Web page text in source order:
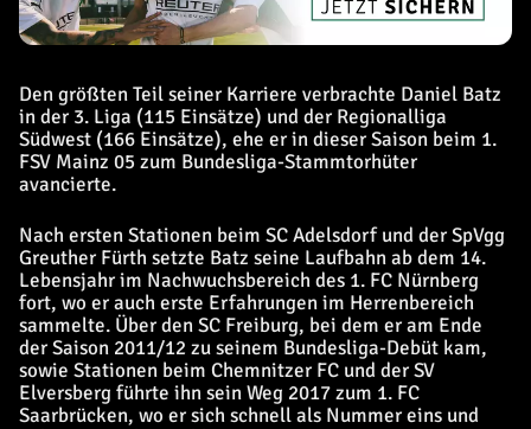
Den größten Teil seiner Karriere verbrachte Daniel Batz
in der 3. Liga (115 Einsätze) und der Regionalliga
Südwest (166 Einsätze), ehe er in dieser Saison beim 1.
FSV Mainz 05 zum Bundesliga-Stammtorhüter
avancierte.
Nach ersten Stationen beim SC Adelsdorf und der SpVgg
Greuther Fürth setzte Batz seine Laufbahn ab dem 14.
Lebensjahr im Nachwuchsbereich des 1. FC Nürnberg
fort, wo er auch erste Erfahrungen im Herrenbereich
sammelte. Über den SC Freiburg, bei dem er am Ende
der Saison 2011/12 zu seinem Bundesliga-Debüt kam,
sowie Stationen beim Chemnitzer FC und der SV
Elversberg führte ihn sein Weg 2017 zum 1. FC
Saarbrücken, wo er sich schnell als Nummer eins und